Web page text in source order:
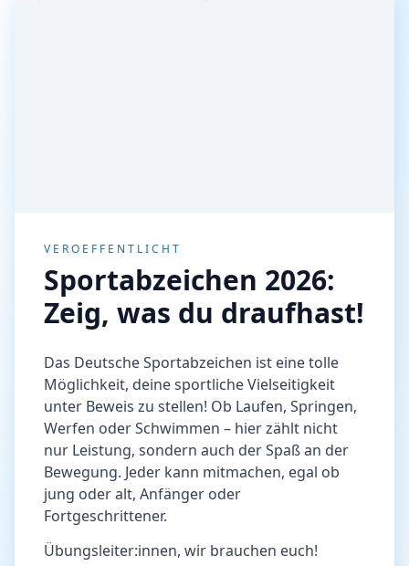
VEROEFFENTLICHT
Sportabzeichen 2026:
Zeig, was du draufhast!
Das Deutsche Sportabzeichen ist eine tolle
Möglichkeit, deine sportliche Vielseitigkeit
unter Beweis zu stellen! Ob Laufen, Springen,
Werfen oder Schwimmen – hier zählt nicht
nur Leistung, sondern auch der Spaß an der
Bewegung. Jeder kann mitmachen, egal ob
jung oder alt, Anfänger oder
Fortgeschrittener.
Übungsleiter:innen, wir brauchen euch!